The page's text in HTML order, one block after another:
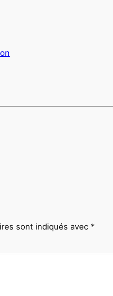
sont indiqués avec *